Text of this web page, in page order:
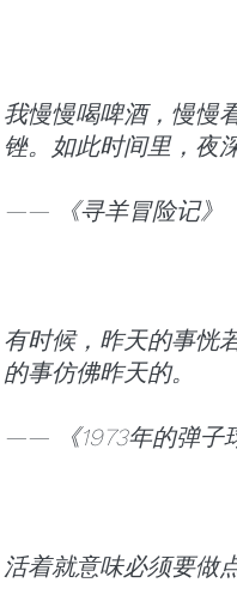
我慢慢喝啤酒，慢慢
锉。如此时间里，夜
—— 《寻羊冒险记》
有时候，昨天的事恍
的事仿佛昨天的。
—— 《1973年的弹子
活着就意味必须要做